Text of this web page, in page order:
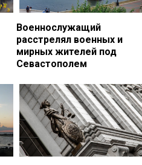
Военнослужащий
расстрелял военных и
мирных жителей под
Севастополем